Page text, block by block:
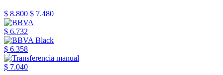
$ 8.800 $ 7.480
$ 6.732
$ 6.358
$ 7.040